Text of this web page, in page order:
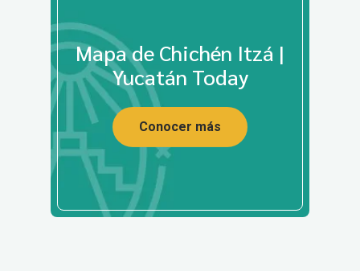
Mapa de Chichén Itzá |
Yucatán Today
Conocer más